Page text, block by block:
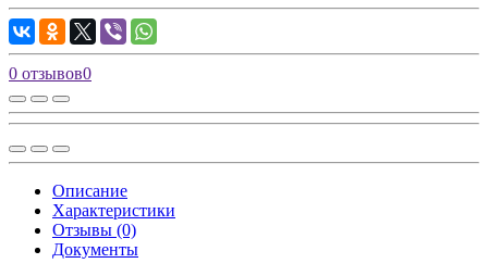
0 отзывов0
Описание
Характеристики
Отзывы (0)
Документы